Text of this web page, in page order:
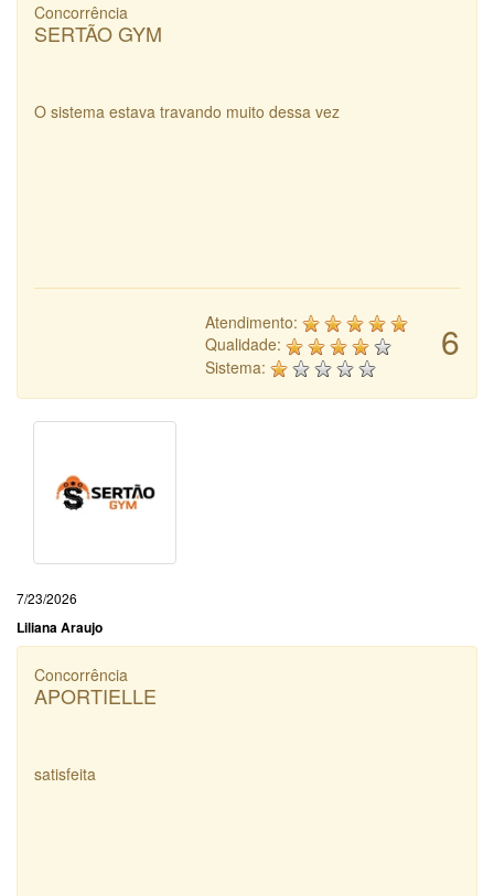
Concorrência
SERTÃO GYM
O sistema estava travando muito dessa vez
6
Atendimento:
Qualidade:
Sistema:
7/23/2026
Liliana Araujo
Concorrência
APORTIELLE
satisfeita